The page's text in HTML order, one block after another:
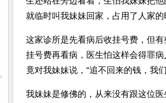
就临时叫我妹妹回家，占用了人家的
这家诊所是先看病后收挂号费，但
挂号费再看病，医生怕这样会得罪
竟对我妹妹说，“追不回来的钱，我
我妹妹是修佛的，从来没有跟这位